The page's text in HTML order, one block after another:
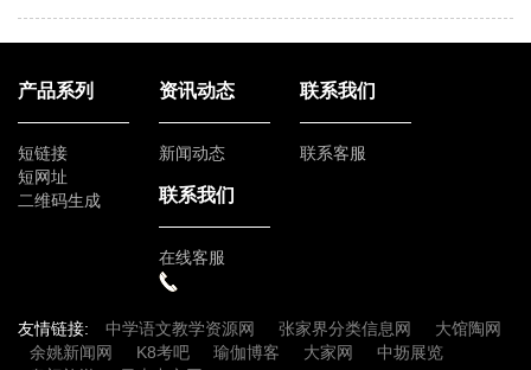
产品系列
短链接
短网址
二维码生成
资讯动态
新闻动态
联系我们
联系客服
联系我们
在线客服
友情链接: 中学语文教学资源网 张家界分类信息网
大馆陶网
余姚新闻网
K8考吧 瑜伽博客 大家网
中坜展览